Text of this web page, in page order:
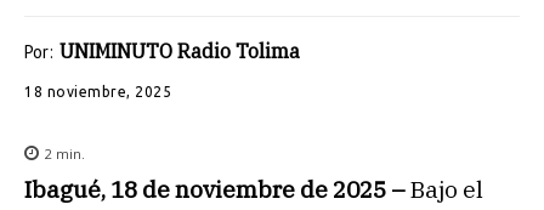
Por: UNIMINUTO Radio Tolima
18 noviembre, 2025
2 min.
Ibagué, 18 de noviembre de 2025 –Bajo el